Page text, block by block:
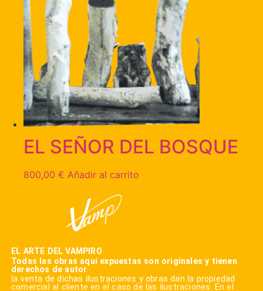
EL SEÑOR DEL BOSQUE
800,00 € Añadir al carrito
EL ARTE DEL VAMPIRO
Todas las obras aquí expuestas son originales y tienen
derechos de autor
la venta de dichas ilustraciones y obras dan la propiedad
comercial al cliente en el caso de las ilustraciones. En el